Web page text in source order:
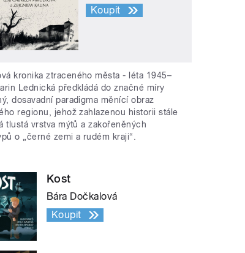
Koupit
kronika ztraceného města - léta 1945–
Lednická předkládá do značné míry
dosavadní paradigma měnící obraz
regionu, jehož zahlazenou historii stále
tlustá vrstva mýtů a zakořeněných
o „černé zemi a rudém kraji“.
Kost
Bára Dočkalová
Koupit